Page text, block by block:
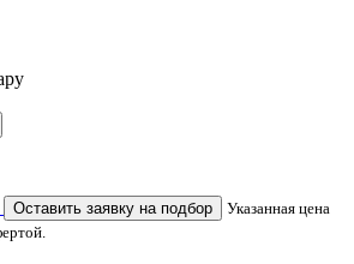
Оставить заявку на подбор
Указанная цена